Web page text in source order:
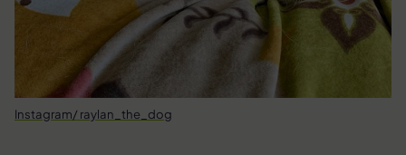
Instagram/ raylan_the_dog